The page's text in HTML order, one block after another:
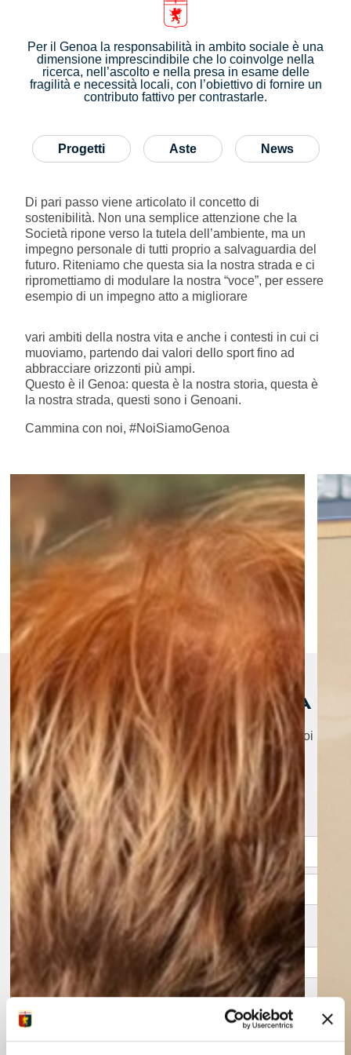
Urban Collection
Sebago x Genoa
Robe di Kappa x Genoa
Red&Blue Voices
Kids
Summer Sale
Mare
Outlet
Helan x Genoa
Isolani x Genoa
Gift Card Online Store
Per il Genoa la responsabilità in ambito sociale è una
dimensione imprescindibile che lo coinvolge nella
ricerca, nell’ascolto e nella presa in esame delle
fragilità e necessità locali, con l’obiettivo di fornire un
contributo fattivo per contrastarle.
Progetti Aste News
Di pari passo viene articolato il concetto di
sostenibilità. Non una semplice attenzione che la
Società ripone verso la tutela dell’ambiente, ma un
impegno personale di tutti proprio a salvaguardia del
futuro. Riteniamo che questa sia la nostra strada e ci
ripromettiamo di modulare la nostra “voce”, per essere
esempio di un impegno atto a migliorare
vari ambiti della nostra vita e anche i contesti in cui ci
muoviamo, partendo dai valori dello sport fino ad
abbracciare orizzonti più ampi.
Questo è il Genoa: questa è la nostra storia, questa è
la nostra strada, questi sono i Genoani.
Cammina con noi, #NoiSiamoGenoa
INOLTRA UNA RICHIESTA
Sei interessato a conoscere i nostri progetti o vuoi
proporre una collaborazione?
Compila il form e ti risponderemo al più presto.
Nome e Cognome *
Nome
Cognome
*
Azienda